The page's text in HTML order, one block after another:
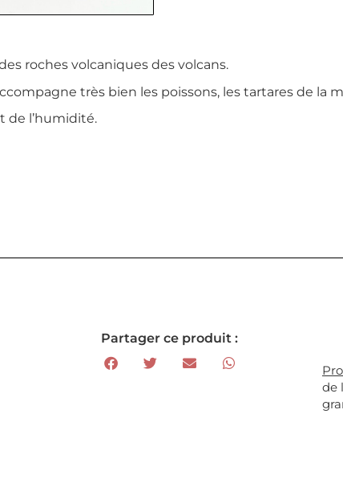
roches volcaniques des volcans.
très bien les poissons, les tartares de la
de l’humidité.
Partager ce produit :
de